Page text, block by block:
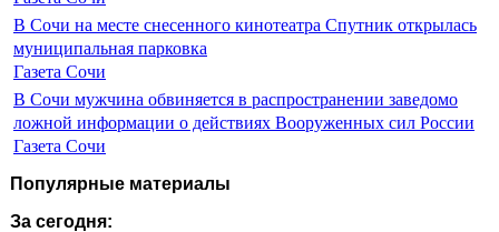
В Сочи на месте снесенного кинотеатра Спутник открылась
муниципальная парковка
Газета Сочи
В Сочи мужчина обвиняется в распространении заведомо
ложной информации о действиях Вооруженных сил России
Газета Сочи
Популярные материалы
За сегодня: